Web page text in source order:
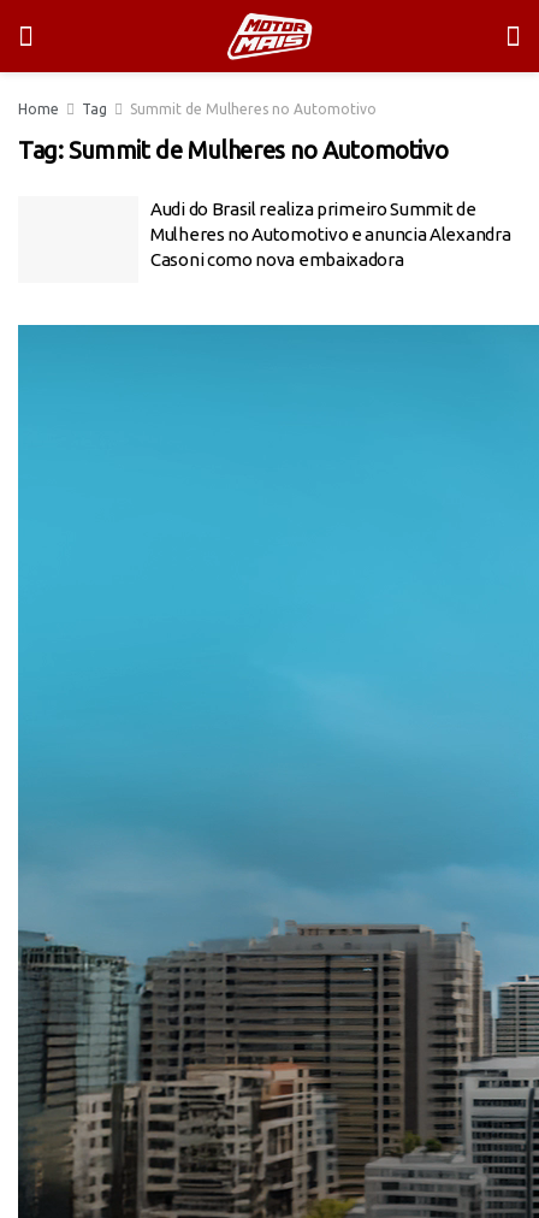
Home Tag Summit de Mulheres no Automotivo
Tag:Summit de Mulheres no Automotivo
Audi do Brasil realiza primeiro Summit de
Mulheres no Automotivo e anuncia Alexandra
Casoni como nova embaixadora